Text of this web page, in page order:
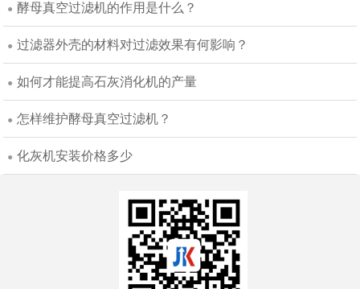
● 酵母真空过滤机的作用是什么？
● 过滤器外壳的材料对过滤效果有何影响？
● 如何才能提高石灰消化机的产量
● 怎样维护酵母真空过滤机？
● 化灰机安装价格多少